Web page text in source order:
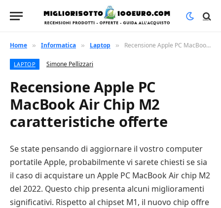
Home » Informatica » Laptop » Recensione Apple PC MacBook Air Chip M2 caratteristiche offerte
LAPTOP Simone Pellizzari
Recensione Apple PC
MacBook Air Chip M2
caratteristiche offerte
Se state pensando di aggiornare il vostro computer
portatile Apple, probabilmente vi sarete chiesti se sia
il caso di acquistare un Apple PC MacBook Air chip M2
del 2022. Questo chip presenta alcuni miglioramenti
significativi. Rispetto al chipset M1, il nuovo chip offre